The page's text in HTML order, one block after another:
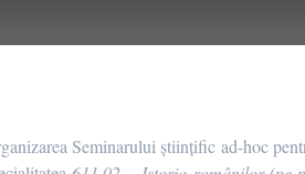
Seminarului științific ad-hoc